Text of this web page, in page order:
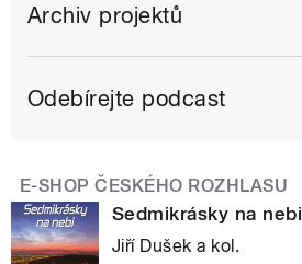
Archiv projektů
Odebírejte podcast
E-SHOP ČESKÉHO ROZHLASU
Sedmikrásky na nebi
Jiří Dušek a kol.